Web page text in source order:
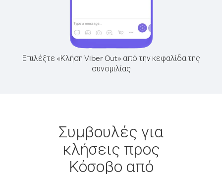
Επιλέξτε «Κλήση Viber Out» από την κεφαλίδα της
συνομιλίας
Συμβουλές για
κλήσεις προς
Κόσοβο από